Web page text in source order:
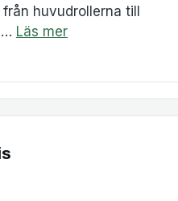
huvudrollerna till
… Läs mer